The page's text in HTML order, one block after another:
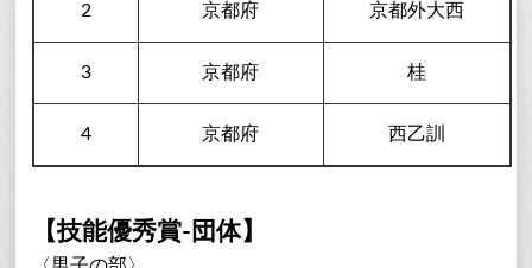
2 京都府 京都外大西
3 京都府 桂
4 京都府 西乙訓
【技能優秀賞-団体】